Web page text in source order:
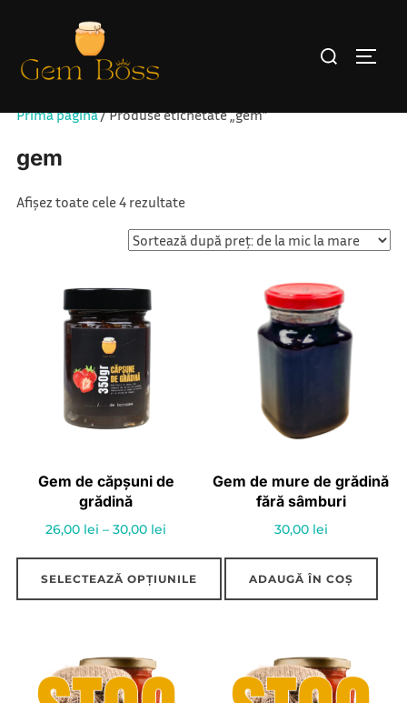
conținut
Caută
Prima pagină/ Produse etichetate „gem”
gem
Afișez toate cele 4 rezultateSortat
după
preț:
Gem de căpșuni de
grădină
26,00 lei – 30,00 lei
prețuri:
SELECTEAZĂ OPȚIUNILE
are
mai
Gem de mure de grădină
fără sâmburi
30,00 lei
ADAUGĂ ÎN COȘ